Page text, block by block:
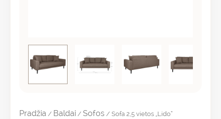
Pradžia / Baldai /Sofos / Sofa 2,5 vietos „Lido”